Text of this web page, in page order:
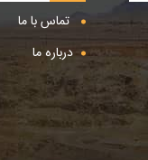
تماس با ما
درباره ما